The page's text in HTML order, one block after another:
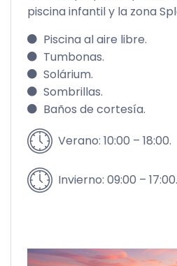
piscina infantil y la zona
Piscina al aire libre.
Tumbonas.
Solárium.
Sombrillas.
Baños de cortesía.
Verano: 10:00 – 18:00.
Invierno: 09:00 – 17:00.